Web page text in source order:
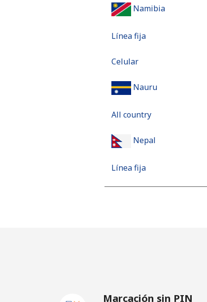
Namibia
Línea fija
Celular
Nauru
All country
Nepal
Línea fija
New Caledonia
Marcación sin PIN